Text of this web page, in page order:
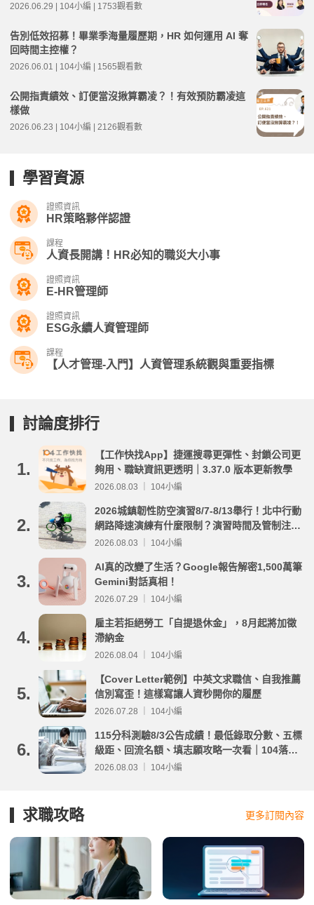
2026.06.29 | 104小編 | 1753觀看數
告別低效招募！畢業季海量履歷期，HR 如何運用 AI 奪
回時間主控權？
2026.06.01 | 104小編 | 1565觀看數
公開指責績效、訂便當沒揪算霸凌？！有效預防霸凌這
樣做
2026.06.23 | 104小編 | 2126觀看數
學習資源
證照資訊
HR策略夥伴認證
課程
人資長開講！HR必知的職災大小事
證照資訊
E-HR管理師
證照資訊
ESG永續人資管理師
課程
【人才管理-入門】人資管理系統觀與重要指標
討論度排行
1.
【工作快找App】捷運搜尋更彈性、封鎖公司更
夠用、職缺資訊更透明｜3.37.0 版本更新教學
2026.08.03 ｜ 104小編
2.
2026城鎮韌性防空演習8/7-8/13舉行！北中行動
網路降速演練有什麼限制？演習時間及管制注意
事項整理
2026.08.03 ｜ 104小編
3.
AI真的改變了生活？Google報告解密1,500萬筆
Gemini對話真相！
2026.07.29 ｜ 104小編
4.
雇主若拒絕勞工「自提退休金」，8月起將加徵
滯納金
2026.08.04 ｜ 104小編
5.
【Cover Letter範例】中英文求職信、自我推薦
信別寫歪！這樣寫讓人資秒開你的履歷
2026.07.28 ｜ 104小編
6.
115分科測驗8/3公告成績！最低錄取分數、五標
級距、回流名額、填志願攻略一次看｜104落點
分析
2026.08.03 ｜ 104小編
求職攻略 更多訂閱內容